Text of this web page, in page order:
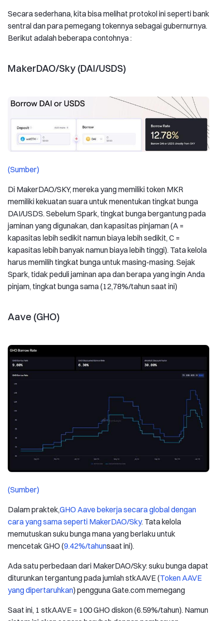
Secara sederhana, kita bisa melihat protokol ini seperti bank
sentral dan para pemegang tokennya sebagai gubernurnya.
Berikut adalah beberapa contohnya :
MakerDAO/Sky (DAI/USDS)
(Sumber)
Di MakerDAO/SKY, mereka yang memiliki token MKR
memiliki kekuatan suara untuk menentukan tingkat bunga
DAI/USDS. Sebelum Spark, tingkat bunga bergantung pada
jaminan yang digunakan, dan kapasitas pinjaman (A =
kapasitas lebih sedikit namun biaya lebih sedikit, C =
kapasitas lebih banyak namun biaya lebih tinggi). Tata kelola
harus memilih tingkat bunga untuk masing-masing. Sejak
Spark, tidak peduli jaminan apa dan berapa yang ingin Anda
pinjam, tingkat bunga sama (12,78%/tahun saat ini)
Aave (GHO)
(Sumber)
Dalam praktek,GHO Aave bekerja secara global dengan
cara yang sama seperti MakerDAO/Sky. Tata kelola
memutuskan suku bunga mana yang berlaku untuk
mencetak GHO (9.42%/tahunsaat ini).
Ada satu perbedaan dari MakerDAO/Sky: suku bunga dapat
diturunkan tergantung pada jumlah stkAAVE (Token AAVE
yang dipertaruhkan) pengguna Gate.com memegang
Saat ini, 1 stkAAVE = 100 GHO diskon (6.59%/tahun). Namun